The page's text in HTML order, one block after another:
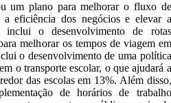
um plano para melhorar o fluxo de
eficiência dos negócios e elevar a
o desenvolvimento de rotas
melhorar os tempos de viagem em
o desenvolvimento de uma política
o transporte escolar, o que ajudará a
das escolas em 13%. Além disso,
de horários de trabalho